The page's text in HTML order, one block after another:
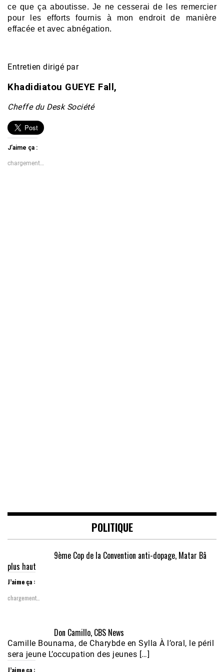
ce que ça aboutisse. Je ne cesserai de les remercier
pour les efforts fournis à mon endroit de manière
effacée et avec abnégation.
Entretien dirigé par
Khadidiatou GUEYE Fall,
Cheffe du Desk Société
J’aime ça :
chargement…
POLITIQUE
9ème Cop de la Convention anti-dopage, Matar Bâ
plus haut
J’aime ça :
chargement…
Don Camillo, CBS News
Camille Bounama, de Charybde en Sylla À l’oral, le péril
sera jeune L’occupation des jeunes […]
J’aime ça :